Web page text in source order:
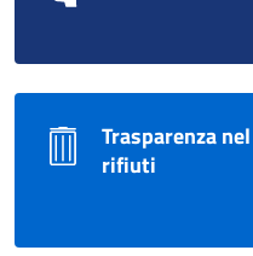
Trasparenza
rifiuti